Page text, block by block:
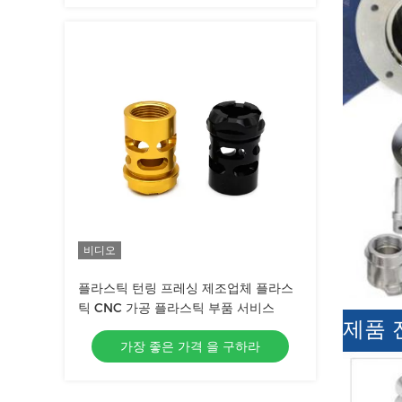
비디오
플라스틱 턴링 프레싱 제조업체 플라스
틱 CNC 가공 플라스틱 부품 서비스
가장 좋은 가격 을 구하라
제품